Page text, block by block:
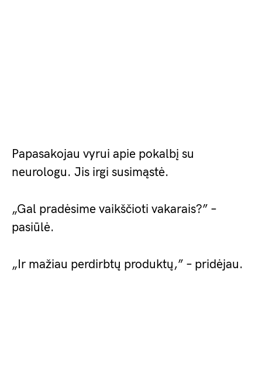
Papasakojau vyrui apie pokalbį su
neurologu. Jis irgi susimąstė.
„Gal pradėsime vaikščioti vakarais?” –
pasiūlė.
„Ir mažiau perdirbtų produktų,” – pridėjau.